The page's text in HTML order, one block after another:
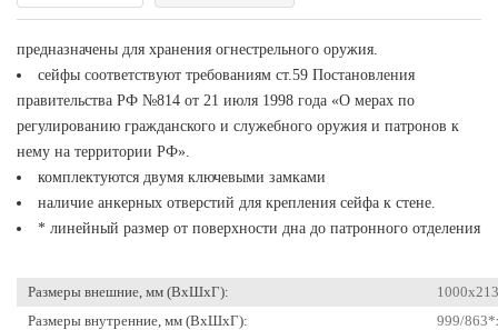
предназначены для хранения огнестрельного оружия.
сейфы соответствуют требованиям ст.59 Постановления
правительства РФ №814 от 21 июля 1998 года «О мерах по
регулированию гражданского и служебного оружия и патронов к
нему на территории РФ».
комплектуются двумя ключевыми замками
наличие анкерных отверстий для крепления сейфа к стене.
* линейный размер от поверхности дна до патронного отделения
Размеры внешние, мм (ВхШхГ):
Размеры внутренние, мм (ВхШхГ):
999/